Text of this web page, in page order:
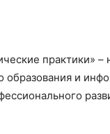
практики»
образования и